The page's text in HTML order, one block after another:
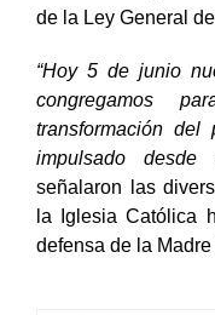
de la Ley General
“Hoy 5 de junio
congregamos
transformación del
impulsado
señalaron las
la Iglesia Católica
defensa de la Madre